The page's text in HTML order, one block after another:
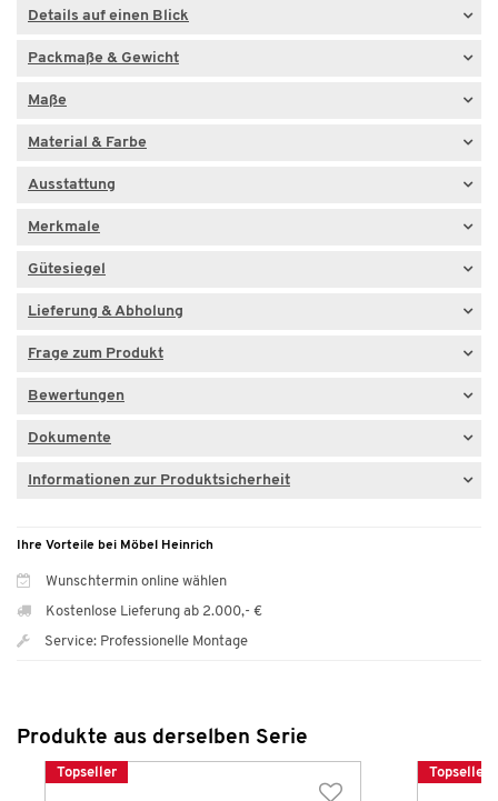
Details auf einen Blick
Packmaße & Gewicht
Maße
Material & Farbe
Ausstattung
Merkmale
Gütesiegel
Lieferung & Abholung
Frage zum Produkt
Bewertungen
Dokumente
Informationen zur Produktsicherheit
Ihre Vorteile bei Möbel Heinrich
Wunschtermin online wählen
Kostenlose Lieferung ab 2.000,- €
Service: Professionelle Montage
Produkte aus derselben Serie
Topseller Topseller